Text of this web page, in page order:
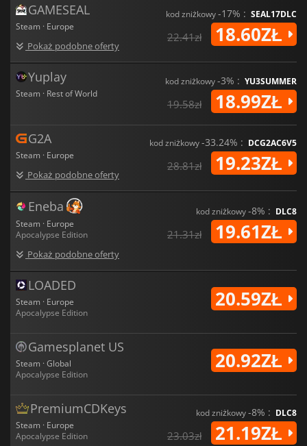
GAMESEAL
Steam · Europe
Pokaż podobne oferty
kod zniżkowy-17% : SEAL17DLC
22.41zł 18.60ZŁ
Yuplay
Steam · Rest of World
kod zniżkowy-3% : YU3SUMMER
19.58zł 18.99ZŁ
G2A
Steam · Europe
Pokaż podobne oferty
kod zniżkowy-33.24% : DCG2AC6V5
28.81zł 19.23ZŁ
Eneba
Steam · Europe
Apocalypse Edition
Pokaż podobne oferty
kod zniżkowy-8% : DLC8
21.31zł 19.61ZŁ
LOADED
Steam · Europe
Apocalypse Edition
20.59ZŁ
Gamesplanet US
Steam · Global
Apocalypse Edition
20.92ZŁ
PremiumCDKeys
Steam · Europe
Apocalypse Edition
kod zniżkowy-8% : DLC8
23.03zł 21.19ZŁ